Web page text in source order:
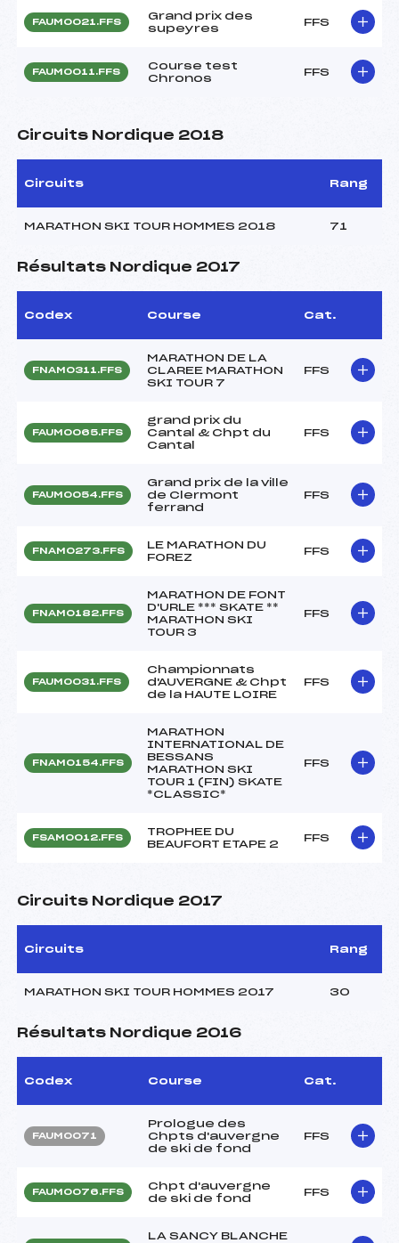
FAUM0021.FFS
Grand prix des
supeyres
FFS
FAUM0011.FFS
Course test
Chronos
FFS
Circuits Nordique 2018
Circuits Rang
MARATHON SKI TOUR HOMMES 2018 71
Résultats Nordique 2017
Codex Course Cat.
FNAM0311.FFS
MARATHON DE LA
CLAREE MARATHON
SKI TOUR 7
FFS
FAUM0065.FFS
grand prix du
Cantal & Chpt du
Cantal
FFS
FAUM0054.FFS
Grand prix de la ville
de Clermont
ferrand
FFS
FNAM0273.FFS
LE MARATHON DU
FOREZ
FFS
FNAM0182.FFS
MARATHON DE FONT
D'URLE *** SKATE **
MARATHON SKI
TOUR 3
FFS
FAUM0031.FFS
Championnats
d'AUVERGNE & Chpt
de la HAUTE LOIRE
FFS
FNAM0154.FFS
MARATHON
INTERNATIONAL DE
BESSANS
MARATHON SKI
TOUR 1 (FIN) SKATE
*CLASSIC*
FFS
FSAM0012.FFS
TROPHEE DU
BEAUFORT ETAPE 2
FFS
Circuits Nordique 2017
Circuits Rang
MARATHON SKI TOUR HOMMES 2017 30
Résultats Nordique 2016
Codex Course Cat.
FAUM0071
Prologue des
Chpts d'auvergne
de ski de fond
FFS
FAUM0076.FFS
Chpt d'auvergne
de ski de fond
FFS
LA SANCY BLANCHE